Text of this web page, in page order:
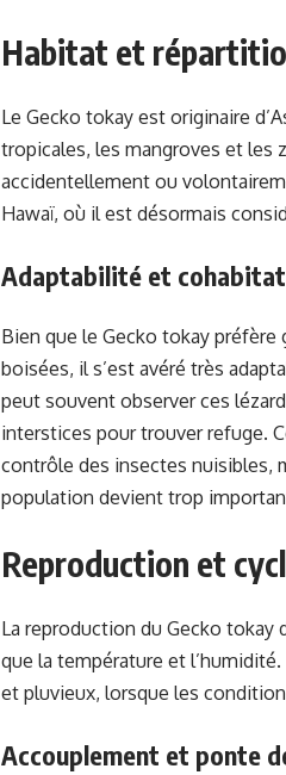
Habitat et
Le Gecko tokay est originaire
tropicales, les mangroves et les
accidentellement ou
Hawaï, où il est désormais
Adaptabilité et
Bien que le Gecko tokay
boisées, il s’est avéré très
peut souvent observer ces
interstices pour trouver refuge.
contrôle des insectes nuisibles,
population devient trop
Reproduction et
La reproduction du Gecko
que la température et
et pluvieux, lorsque les
Accouplement et ponte